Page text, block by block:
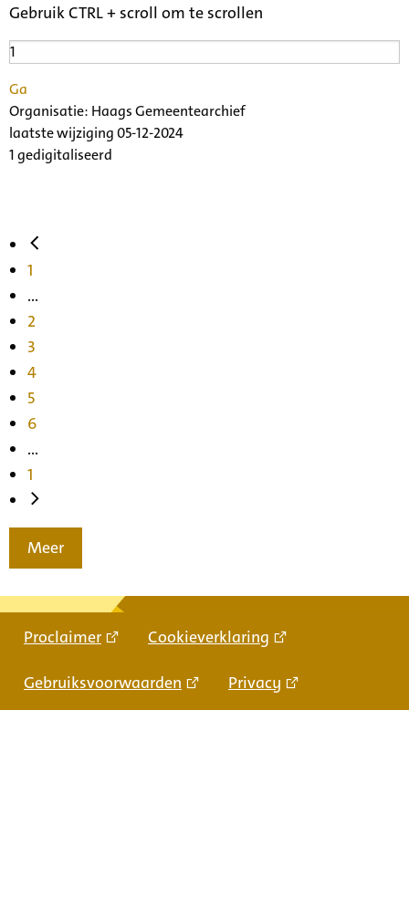
Gebruik CTRL + scroll om te scrollen
Ga
Organisatie: Haags Gemeentearchief
laatste wijziging 05-12-2024
1 gedigitaliseerd
1
...
2
3
4
5
6
...
1
Meer
Proclaimer Cookieverklaring
Gebruiksvoorwaarden Privacy